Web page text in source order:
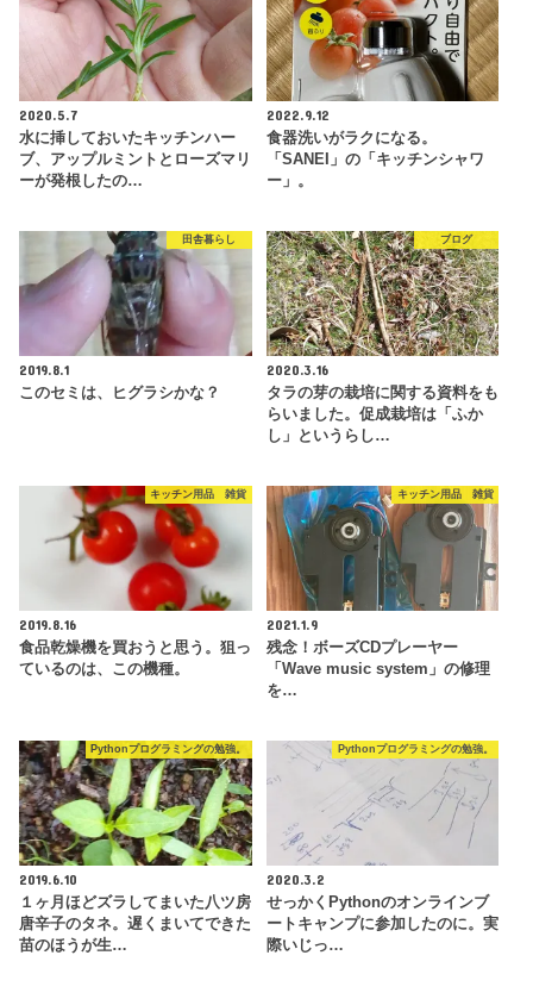
2020.5.7
水に挿しておいたキッチンハー
ブ、アップルミントとローズマリ
ーが発根したの…
2022.9.12
食器洗いがラクになる。
「SANEI」の「キッチンシャワ
ー」。
田舎暮らし
2019.8.1
このセミは、ヒグラシかな？
ブログ
2020.3.16
タラの芽の栽培に関する資料をも
らいました。促成栽培は「ふか
し」というらし…
キッチン用品 雑貨
2019.8.16
食品乾燥機を買おうと思う。狙っ
ているのは、この機種。
キッチン用品 雑貨
2021.1.9
残念！ボーズCDプレーヤー
「Wave music system」の修理
を…
Pythonプログラミングの勉強。
2019.6.10
１ヶ月ほどズラしてまいた八ツ房
唐辛子のタネ。遅くまいてできた
苗のほうが生…
Pythonプログラミングの勉強。
2020.3.2
せっかくPythonのオンラインブ
ートキャンプに参加したのに。実
際いじっ…